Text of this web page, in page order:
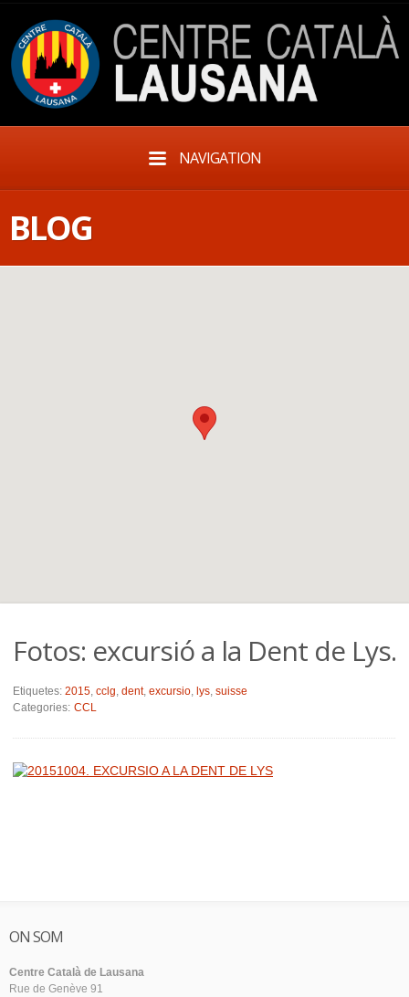
NAVIGATION
BLOG
Fotos: excursió a la Dent de Lys.
Etiquetes: 2015, cclg, dent, excursio, lys, suisse
Categories: CCL
ON SOM
Centre Català de Lausana
Rue de Genève 91